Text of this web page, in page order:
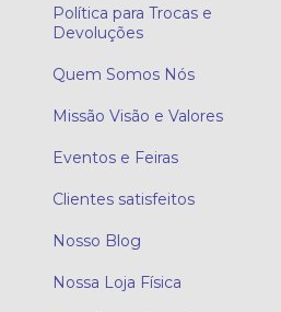
Política para Trocas e
Devoluções
Quem Somos Nós
Missão Visão e Valores
Eventos e Feiras
Clientes satisfeitos
Nosso Blog
Nossa Loja Física